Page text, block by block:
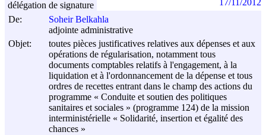
De:
Soheir Belkahla
adjointe administrative
Objet:
toutes pièces justificatives relatives aux dépenses et aux
opérations de régularisation, notamment tous
documents comptables relatifs à l'engagement, à la
liquidation et à l'ordonnancement de la dépense et tous
ordres de recettes entrant dans le champ des actions du
programme « Conduite et soutien des politiques
sanitaires et sociales » (programme 124) de la mission
interministérielle « Solidarité, insertion et égalité des
chances »
délégation de signature 17/11/2012